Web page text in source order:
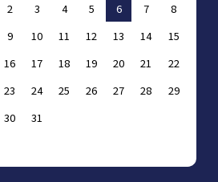
2
3 4 5 6 7
8
9
10 11 12 13 14
15
16
17 18 19 20 21
22
23
24 25 26 27 28
29
30
31